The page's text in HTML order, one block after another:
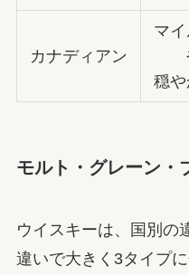
カナディアン
マ
穏
モルト・グレーン・
ウイスキーは、国別の
違いで大きく3タイプ